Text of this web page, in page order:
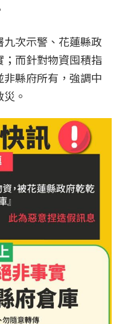
次示警、花蓮縣政
而針對物資囤積指
縣府所有，強調中
。